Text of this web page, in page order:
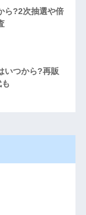
ら?2次抽選や倍
いつから?再販